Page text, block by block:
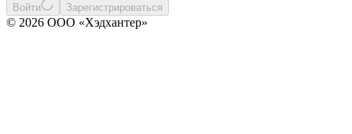
Войти Зарегистрироваться
© 2026 ООО «Хэдхантер»